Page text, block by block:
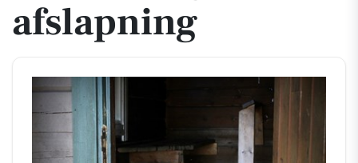
afslapning